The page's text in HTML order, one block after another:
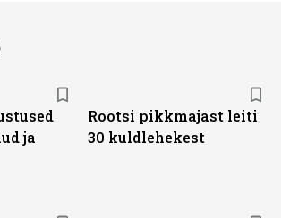
ja
Rootsi pikkmajast leiti
30 kuldlehekest